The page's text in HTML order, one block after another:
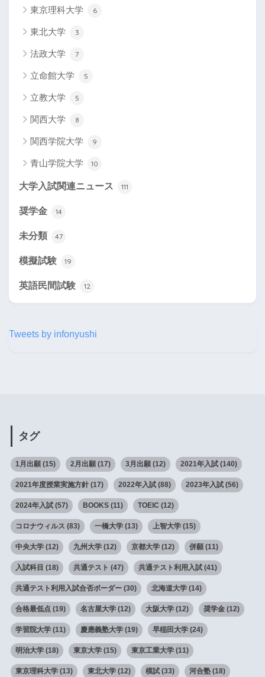
東京理科大学 6
東北大学 3
法政大学 7
立命館大学 5
立教大学 5
関西大学 8
関西学院大学 9
青山学院大学 10
大学入試関連ニュース 111
奨学金 14
未分類 47
模擬試験 19
英語民間試験 12
Tweets by infonyushi
タグ
1月出願(15) 2月出願(17) 3月出願(12) 2021年入試(140)
2021年度授業実施方針(17) 2022年入試(88) 2023年入試(56)
2024年入試(57) BOOKS(11) TOEIC (12)
コロナウィルス (83) 一橋大学(13) 上智大学(15)
中央大学(12) 九州大学(12) 京都大学(12) 併願(11)
入試科目 (18) 共通テスト (47) 共通テスト利用入試(41)
共通テスト利用入試合否ボーダー(30) 北海道大学(14)
合格最低点(19) 名古屋大学(12) 大阪大学(12) 奨学金(12)
学習院大学(11) 慶應義塾大学(19) 早稲田大学(24)
明治大学(18) 東京大学(15) 東京工業大学(11)
東京理科大学(13) 東北大学(12) 模試(33) 河合塾(18)